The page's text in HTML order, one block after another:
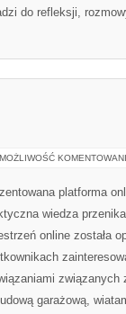
do refleksji,
MOŻLIWOŚĆ
platforma
wiedza
online została
związanych
garażową,